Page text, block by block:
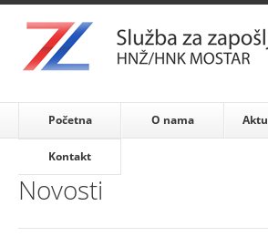
Početna O nama
Kontakt
Novosti